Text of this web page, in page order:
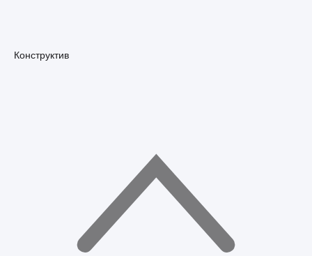
Конструктив